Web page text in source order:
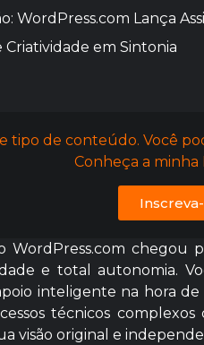
WordPress.com Lança
em Sintonia
tipo de conteúdo. Você
Conheça a
WordPress.com chegou
e total autonomia.
inteligente na hora
técnicos
visão original e